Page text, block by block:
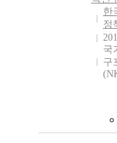
한
정
국
구